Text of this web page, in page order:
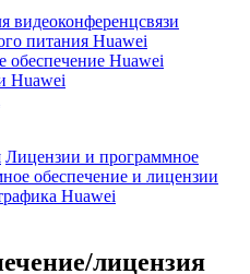
видеоконференцсвязи
питания Huawei
Huawei
Huawei
Лицензии и программное
обеспечение и лицензии
Huawei
лицензия